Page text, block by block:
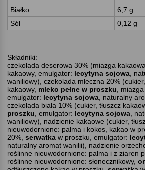
Białko
6,7 g
Sól
0,12 g
Składniki:
czekolada deserowa 30% (miazga
kakaowy, emulgator: lecytyna sojowa ,
waniliowy), czekolada mleczna 20%
kakaowy, mleko pełne w proszku ,
emulgator: lecytyna sojowa , naturalny
czekolada biała 10% (cukier, tłuszcz
proszku , emulgator: lecytyna sojowa ,
waniliowy), nadzienie kakaowe (cukier,
nieuwodornione: palma i kokos, kakao w
20%, serwatka w proszku, emulgator:
naturalny aromat wanilii), nadzienie
roślinne nieuwodornione: palma i z ziaren
roślinne nieuwodornione: słonecznikowy,